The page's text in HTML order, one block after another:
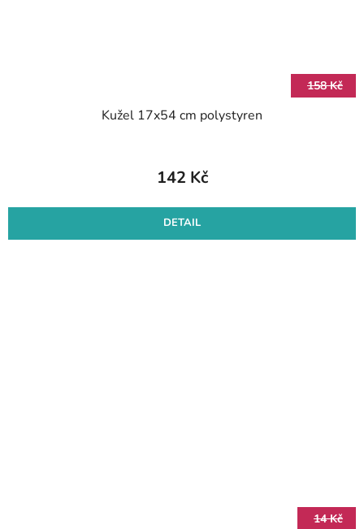
158 Kč
Kužel 17x54 cm polystyren
142 Kč
DETAIL
14 Kč